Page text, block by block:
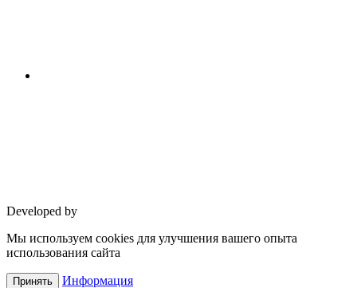
Developed by
Мы используем cookies для улучшения вашего опыта
использования сайта
Принять Информация